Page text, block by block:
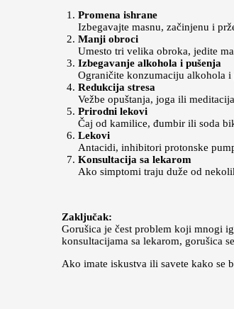
Promena ishrane
Izbegavajte masnu, začinjenu i
Manji obroci
Umesto tri velika obroka, jedite
Izbegavanje alkohola i pušenja
Ograničite konzumaciju alkohola
Redukcija stresa
Vežbe opuštanja, joga ili
Prirodni lekovi
Čaj od kamilice, đumbir ili soda
Lekovi
Antacidi, inhibitori protonske
Konsultacija sa lekarom
Ako simptomi traju duže od
Zaključak:
Gorušica je čest problem koji mnogi
konsultacijama sa lekarom, gorušica
Ako imate iskustva ili savete kako se